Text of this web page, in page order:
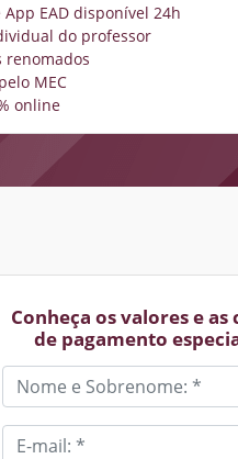
EAD disponível 24h
do professor
renomados
MEC
online
Conheça os valores e
de pagamento